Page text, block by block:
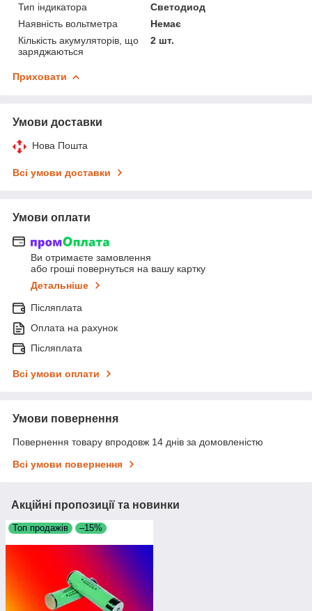
Тип індикатора
Светодиод
Наявність вольтметра
Немає
Кількість акумуляторів, що
заряджаються
2 шт.
Приховати
Умови доставки
Нова Пошта
Всі умови доставки
Умови оплати
Ви отримаєте замовлення
або гроші повернуться на вашу картку
Детальніше
Післяплата
Оплата на рахунок
Післяплата
Всі умови оплати
Умови повернення
Повернення товару впродовж 14 днів за домовленістю
Всі умови повернення
Акційні пропозиції та новинки
Топ продажів –15%